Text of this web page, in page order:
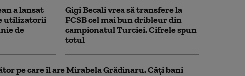
a lansat
utilizatorii
de
Gigi Becali vrea să transfere la
FCSB cel mai bun dribleur din
campionatul Turciei. Cifrele spun
totul
pe care îl are Mirabela Grădinaru. Câţi bani